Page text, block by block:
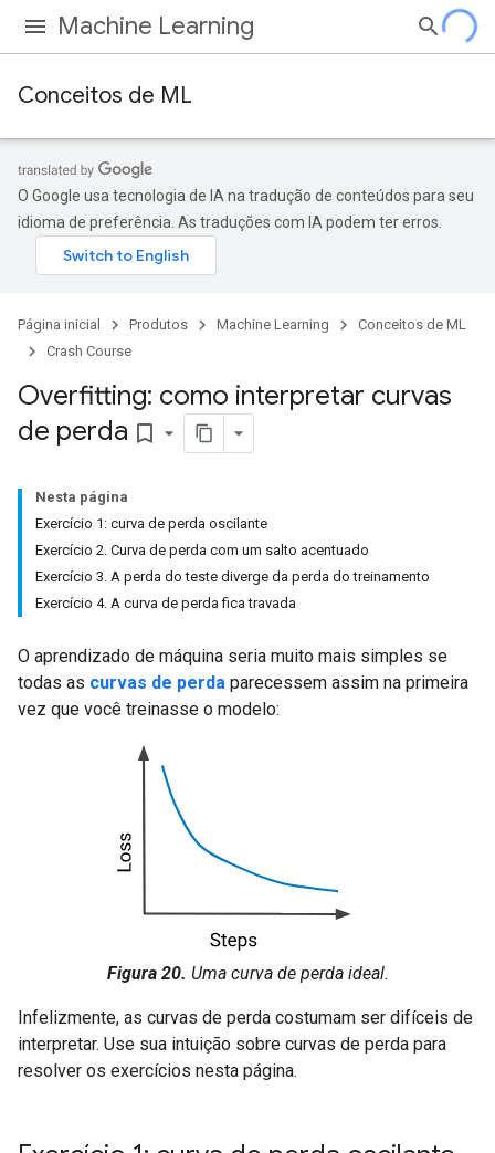
Machine Learning
Conceitos de ML
O Google usa tecnologia de IA na tradução de conteúdos para seu
idioma de preferência. As traduções com IA podem ter erros.
Página inicial Produtos Machine Learning
Conceitos de ML
Crash Course
Overfitting: como interpretar curvas
de perda bookmark_border
Nesta página
Exercício 1: curva de perda oscilante
Exercício 2. Curva de perda com um salto acentuado
Exercício 3. A perda do teste diverge da perda do treinamento
Exercício 4. A curva de perda fica travada
O aprendizado de máquina seria muito mais simples se
todas as curvas de perda parecessem assim na primeira
vez que você treinasse o modelo:
Figura 20. Uma curva de perda ideal.
Infelizmente, as curvas de perda costumam ser difíceis de
interpretar. Use sua intuição sobre curvas de perda para
resolver os exercícios nesta página.